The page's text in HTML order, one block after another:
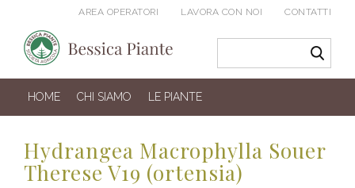
AREA OPERATORI LAVORA CON NOI CONTATTI
HOME CHI SIAMO LE PIANTE
Hydrangea Macrophylla Souer
Therese V19 (ortensia)